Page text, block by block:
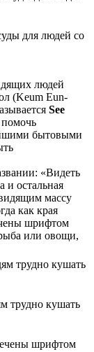
для людей со
людей
(Keum Eun-
See
помочь
бытовыми
«Видеть
и остальная
массу
как края
шрифтом
или овощи,
трудно кушать